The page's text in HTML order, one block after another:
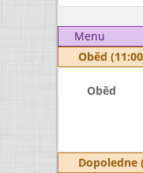
Menu
Oběd
Oběd
Dopoledne